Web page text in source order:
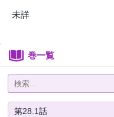
未詳
巻一覧
第28.1話